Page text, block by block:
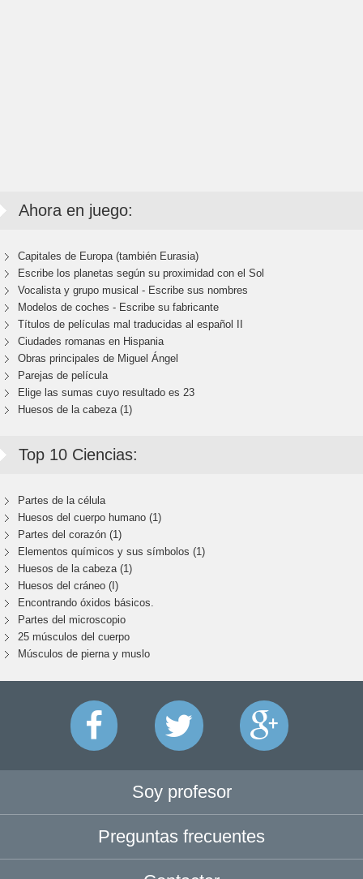
Ahora en juego:
Capitales de Europa (también Eurasia)
Escribe los planetas según su proximidad con el Sol
Vocalista y grupo musical - Escribe sus nombres
Modelos de coches - Escribe su fabricante
Títulos de películas mal traducidas al español II
Ciudades romanas en Hispania
Obras principales de Miguel Ángel
Parejas de película
Elige las sumas cuyo resultado es 23
Huesos de la cabeza (1)
Top 10 Ciencias:
Partes de la célula
Huesos del cuerpo humano (1)
Partes del corazón (1)
Elementos químicos y sus símbolos (1)
Huesos de la cabeza (1)
Huesos del cráneo (I)
Encontrando óxidos básicos.
Partes del microscopio
25 músculos del cuerpo
Músculos de pierna y muslo
Soy profesor
Preguntas frecuentes